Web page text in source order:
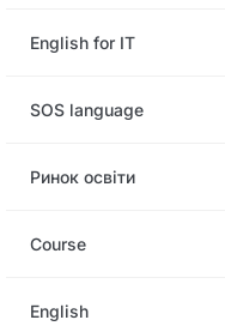
English for IT
SOS language
Ринок освіти
Сourse
English